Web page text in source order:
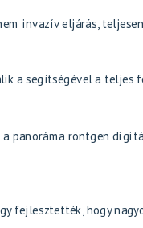
invazív eljárás,
a segítségével a teljes
panoráma röntgen
fejlesztették, hogy